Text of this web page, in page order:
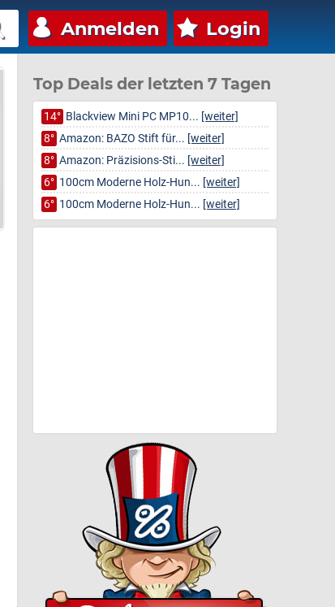
Anmelden Login
Top Deals der letzten 7 Tagen
14° Blackview Mini PC MP10... [weiter]
8° Amazon: BAZO Stift für... [weiter]
8° Amazon: Präzisions-Sti... [weiter]
6° 100cm Moderne Holz-Hun... [weiter]
6° 100cm Moderne Holz-Hun... [weiter]